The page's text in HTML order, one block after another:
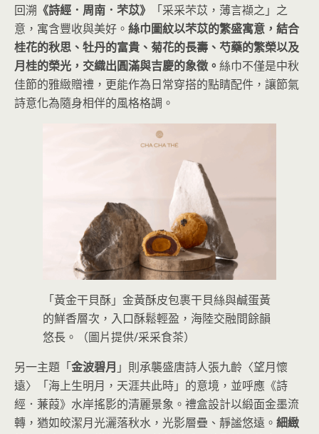
回溯 《詩經．周南．芣苡》
「采采芣苡，薄言襭之」之
意，寓含豐收與美好。 絲巾圖紋以芣苡的繁盛寓意，結合
桂花的秋思、牡丹的富貴、菊花的長壽、芍藥的繁榮以及
月桂的榮光，交織出圓滿與吉慶的象徵。 絲巾不僅是中秋
佳節的雅緻贈禮，更能作為日常穿搭的點睛配件，讓節氣
詩意化為隨身相伴的風格格調。
「黃金干貝酥」金黃酥皮包裹干貝絲與鹹蛋黃
的鮮香層次，入口酥鬆輕盈，海陸交融間餘韻
悠長。（圖片提供/采采食茶）
另一主題「金波碧月 」則承襲盛唐詩人張九齡〈望月懷
遠〉「海上生明月，天涯共此時」的意境，並呼應《詩
經．蒹葭》水岸搖影的清麗景象。禮盒設計以緞面金墨流
轉，猶如皎潔月光灑落秋水，光影層疊、靜謐悠遠。 細緻